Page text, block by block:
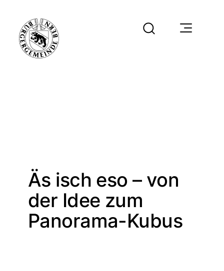
Äs isch eso – von
der Idee zum
Panorama-Kubus